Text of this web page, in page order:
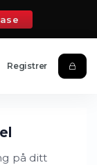
Registrer
på ditt